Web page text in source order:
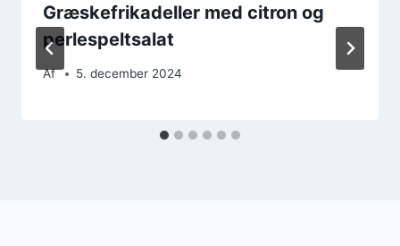
Græskefrikadeller med citron og
perlespeltsalat
Af 5. december 2024